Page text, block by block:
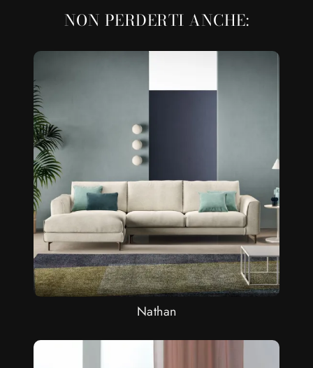
NON PERDERTI ANCHE:
Nathan